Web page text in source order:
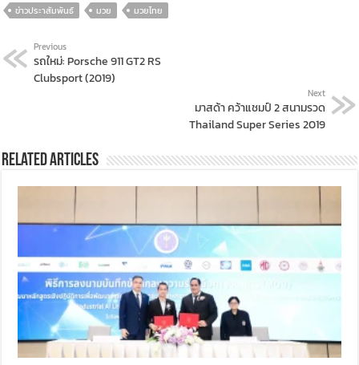
ข่าวประาสัมพันธ์ มวย มวยไทย
Previous
รถใหม่: Porsche 911 GT2 RS
Clubsport (2019)
Next
มาสด้า คว้าแชมป์ 2 สนามรวด
Thailand Super Series 2019
Related Articles